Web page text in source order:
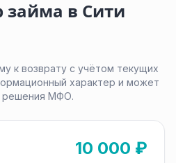
займа в Сити
к возврату с учётом текущих
характер и может
решения МФО.
10 000 ₽